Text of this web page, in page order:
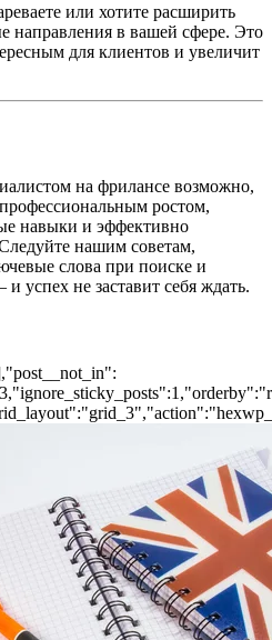
или хотите расширить
направления в вашей сфере. Это
для клиентов и увеличит
на фрилансе возможно,
ростом,
навыки и эффективно
нашим советам,
слова при поиске и
успех не заставит себя ждать.